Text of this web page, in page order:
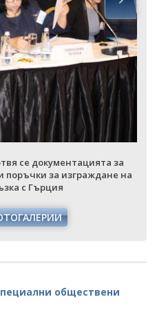
се документацията за
поръчки за изграждане на
с Гърция
обществени